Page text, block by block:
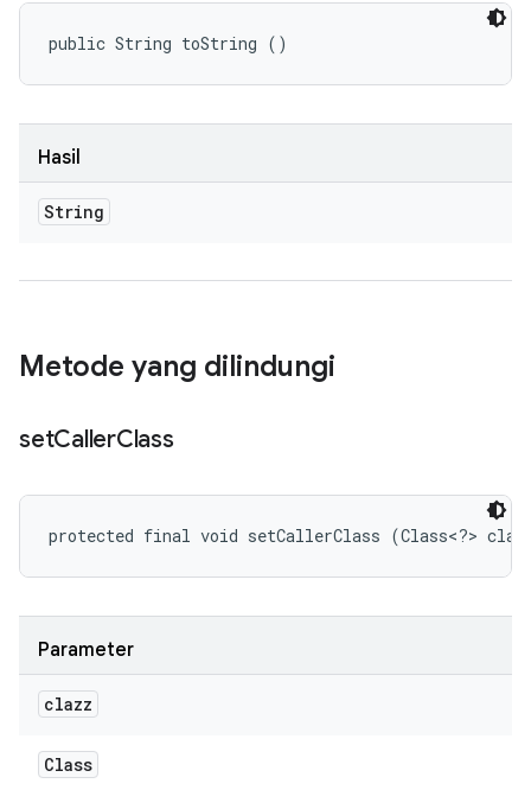
public String toString ()
Hasil
String
Metode yang dilindungi
setCallerClass
protected final void setCallerClass (Class<?>
Parameter
clazz
Class